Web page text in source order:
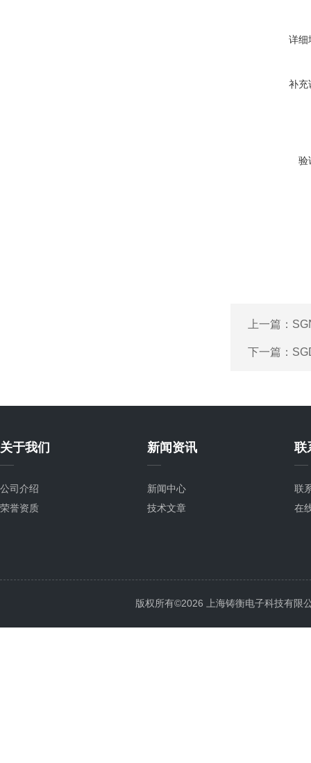
详细
补充
验
上一篇：
下一篇：
关于我们
公司介绍
荣誉资质
新闻资讯
新闻中心
技术文章
联
联
在
版权所有©2026 上海铸衡电子科技有